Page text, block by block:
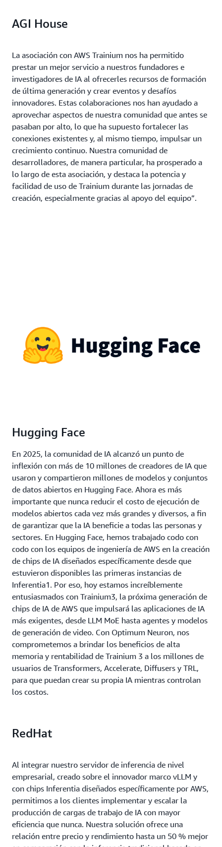
AGI House
La asociación con AWS Trainium nos ha permitido
prestar un mejor servicio a nuestros fundadores e
investigadores de IA al ofrecerles recursos de formación
de última generación y crear eventos y desafíos
innovadores. Estas colaboraciones nos han ayudado a
aprovechar aspectos de nuestra comunidad que antes se
pasaban por alto, lo que ha supuesto fortalecer las
conexiones existentes y, al mismo tiempo, impulsar un
crecimiento continuo. Nuestra comunidad de
desarrolladores, de manera particular, ha prosperado a
lo largo de esta asociación, y destaca la potencia y
facilidad de uso de Trainium durante las jornadas de
creación, especialmente gracias al apoyo del equipo”.
Hugging Face
En 2025, la comunidad de IA alcanzó un punto de
inflexión con más de 10 millones de creadores de IA que
usaron y compartieron millones de modelos y conjuntos
de datos abiertos en Hugging Face. Ahora es más
importante que nunca reducir el costo de ejecución de
modelos abiertos cada vez más grandes y diversos, a fin
de garantizar que la IA beneficie a todas las personas y
sectores. En Hugging Face, hemos trabajado codo con
codo con los equipos de ingeniería de AWS en la creación
de chips de IA diseñados específicamente desde que
estuvieron disponibles las primeras instancias de
Inferentia1. Por eso, hoy estamos increíblemente
entusiasmados con Trainium3, la próxima generación de
chips de IA de AWS que impulsará las aplicaciones de IA
más exigentes, desde LLM MoE hasta agentes y modelos
de generación de video. Con Optimum Neuron, nos
comprometemos a brindar los beneficios de alta
memoria y rentabilidad de Trainium 3 a los millones de
usuarios de Transformers, Accelerate, Diffusers y TRL,
para que puedan crear su propia IA mientras controlan
los costos.
RedHat
Al integrar nuestro servidor de inferencia de nivel
empresarial, creado sobre el innovador marco vLLM y
con chips Inferentia diseñados específicamente por AWS,
permitimos a los clientes implementar y escalar la
producción de cargas de trabajo de IA con mayor
eficiencia que nunca. Nuestra solución ofrece una
relación entre precio y rendimiento hasta un 50 % mejor